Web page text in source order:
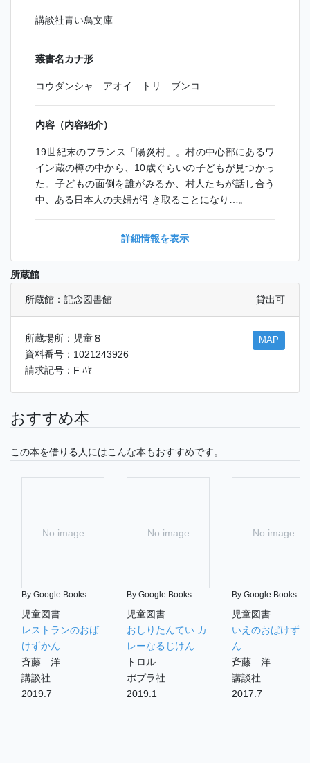
講談社青い鳥文庫
叢書名カナ形
コウダンシャ アオイ トリ ブンコ
内容（内容紹介）
19世紀末のフランス「陽炎村」。村の中心部にあるワ
イン蔵の樽の中から、10歳ぐらいの子どもが見つかっ
た。子どもの面倒を誰がみるか、村人たちが話し合う
中、ある日本人の夫婦が引き取ることになり…。
詳細情報を表示
所蔵館
所蔵館：記念図書館 貸出可
所蔵場所：児童８
資料番号：1021243926
請求記号：F ﾊﾔ
MAP
おすすめ本
この本を借りる人にはこんな本もおすすめです。
No image
By Google Books
児童図書
レストランのおば
けずかん
斉藤 洋
講談社
2019.7
No image
By Google Books
児童図書
おしりたんてい カ
レーなるじけん
トロル
ポプラ社
2019.1
No image
By Google Books
児童図書
いえのおばけずか
ん
斉藤 洋
講談社
2017.7